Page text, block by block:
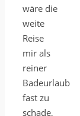
wäre die
weite
Reise
mir als
reiner
Badeurlaub
fast zu
schade,